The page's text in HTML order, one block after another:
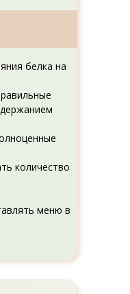
белка на
количество
меню в